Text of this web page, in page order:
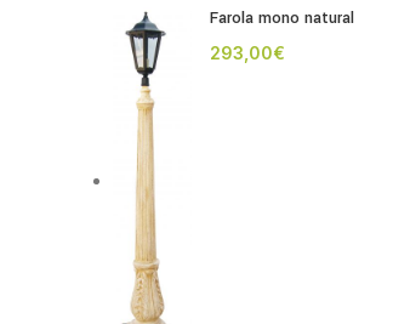
Farola mono natural
€